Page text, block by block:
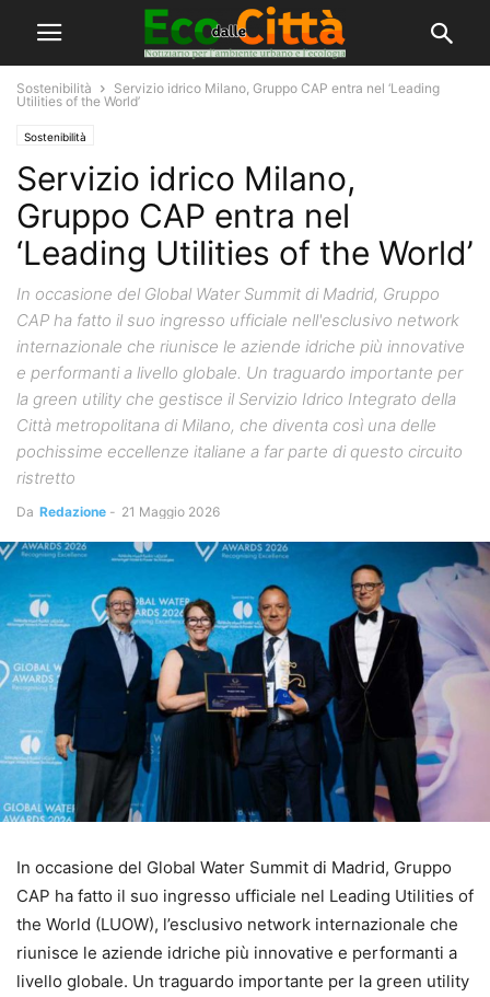
Sostenibilità
Servizio idrico Milano, Gruppo CAP entra nel ‘Leading
Utilities of the World’
Sostenibilità
Servizio idrico Milano,
Gruppo CAP entra nel
‘Leading Utilities of the World’
In occasione del Global Water Summit di Madrid, Gruppo
CAP ha fatto il suo ingresso ufficiale nell'esclusivo network
internazionale che riunisce le aziende idriche più innovative
e performanti a livello globale. Un traguardo importante per
la green utility che gestisce il Servizio Idrico Integrato della
Città metropolitana di Milano, che diventa così una delle
pochissime eccellenze italiane a far parte di questo circuito
ristretto
Da Redazione - 21 Maggio 2026
In occasione del Global Water Summit di Madrid, Gruppo
CAP ha fatto il suo ingresso ufficiale nel Leading Utilities of
the World (LUOW), l’esclusivo network internazionale che
riunisce le aziende idriche più innovative e performanti a
livello globale. Un traguardo importante per la green utility